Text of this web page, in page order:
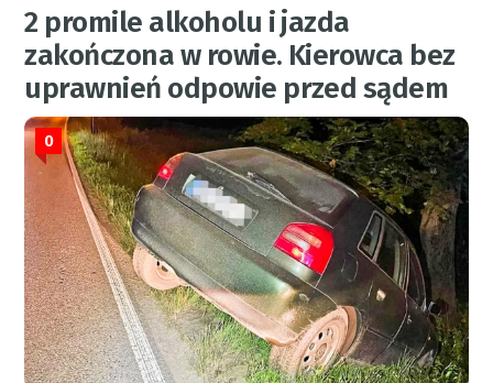
2 promile alkoholu i jazda
zakończona w rowie. Kierowca bez
uprawnień odpowie przed sądem
0